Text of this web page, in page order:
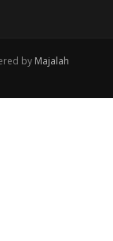
by Majalah